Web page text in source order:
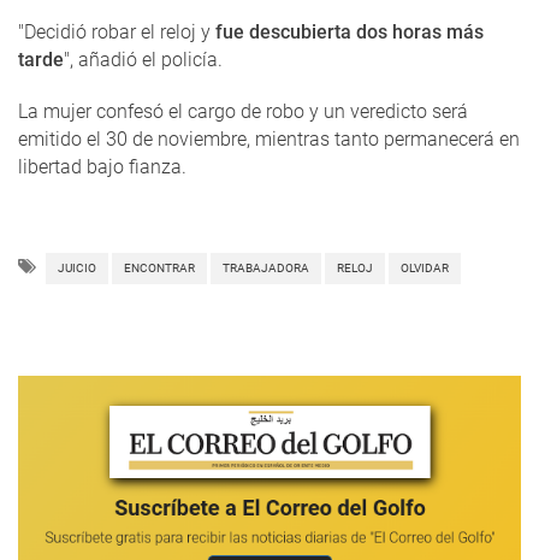
"Decidió robar el reloj y fue descubierta dos horas más
tarde", añadió el policía.
La mujer confesó el cargo de robo y un veredicto será
emitido el 30 de noviembre, mientras tanto permanecerá en
libertad bajo fianza.
JUICIO ENCONTRAR TRABAJADORA RELOJ OLVIDAR